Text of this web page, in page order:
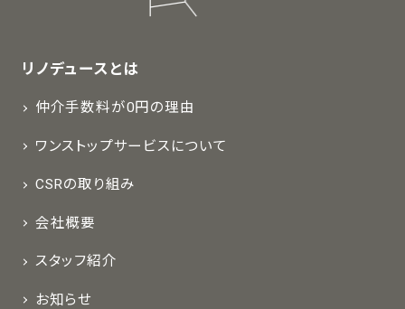
リノデュースとは
仲介手数料が0円の理由
ワンストップサービスについて
CSRの取り組み
会社概要
スタッフ紹介
お知らせ